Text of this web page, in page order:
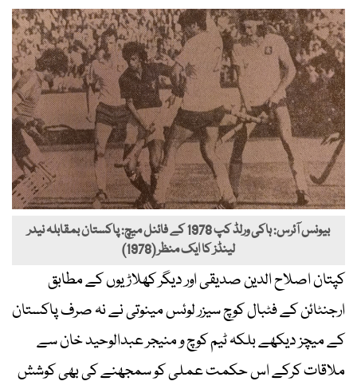
بیونس آئرس: ہاکی ورلڈ کپ 1978 کے فائنل میچ: پاکستان بمقابلہ نیدر
لینڈز کا ایک منظر (1978)
کپتان اصلاح الدین صدیقی اور دیگر کھلاڑیوں کے مطابق
ارجنٹائن کے فٹبال کوچ سیزر لوئس مینوتی نے نہ صرف پاکستان
کے میچز دیکھے بلکہ ٹیم کوچ و منیجر عبدالوحید خان سے
ملاقات کرکے اس حکمت عملی کو سمجھنے کی بھی کوشش